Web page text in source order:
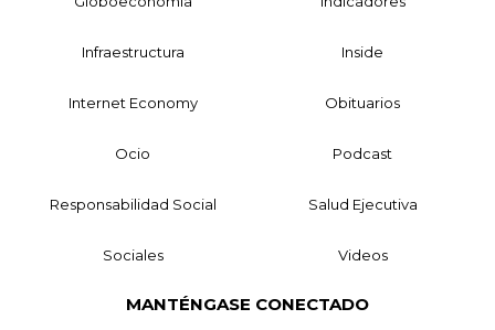
Infraestructura Inside
Internet Economy Obituarios
Ocio Podcast
Responsabilidad Social Salud Ejecutiva
Sociales Videos
MANTÉNGASE CONECTADO